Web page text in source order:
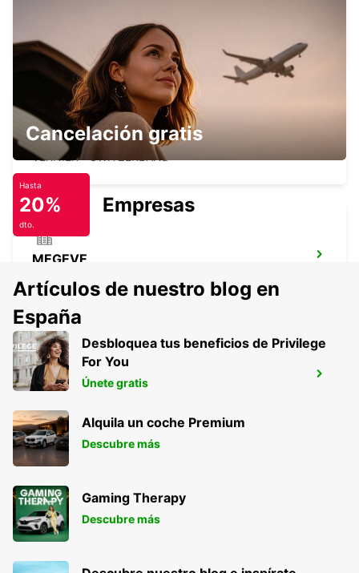
GINEBRA CHATELAINE
CHATELAINE - SWITZERLAND
GINEBRA BALEXERT
VERNIER - SWITZERLAND
MEGEVE
AEROPUERTO COINTRIN DE GINEBRA
GENEVA - SWITZERLAND
Cancelación gratis
Hasta
20%
dto.
Empresas
Artículos de nuestro blog en
España
Desbloquea tus beneficios de Privilege
For You
Únete gratis
Alquila un coche Premium
Descubre más
Gaming Therapy
Descubre más